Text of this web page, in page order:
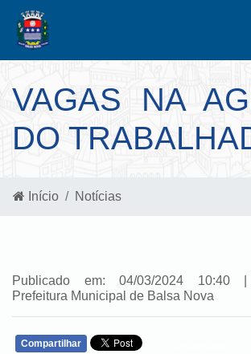
VAGAS NA
DO
Início Notícias
Publicado em: 04/03/2024 10:40 |
Prefeitura Municipal de Balsa Nova
Compartilhar